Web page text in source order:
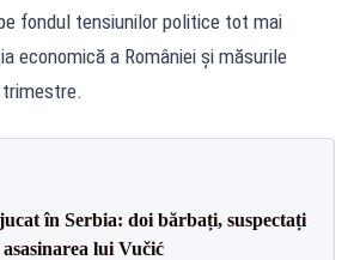
fondul tensiunilor politice tot mai
economică a României și măsurile
în Serbia: doi bărbați, suspectați
lui Vučić